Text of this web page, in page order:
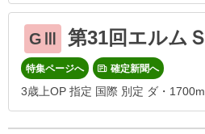
GⅢ 第31回エルムＳ
特集ページへ 確定新聞へ
3歳上OP 指定 国際 別定 ダ・1700m